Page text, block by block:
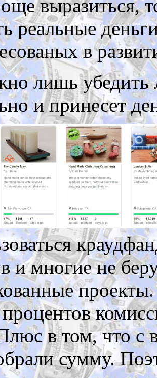
выразиться,
реальные
в
лишь убедить
и принесет
и многие не
в том, что с
сумму.